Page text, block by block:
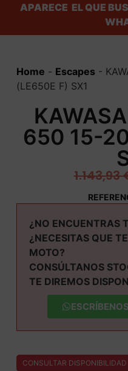
APARECE EL QUE
Home - Escapes-
(LE650E F) SX1
650 15-
1.143,93
¿NO ENCUENTRAS
¿NECESITAS QUE
MOTO?
CONSÚLTANOS
TE DIREMOS
CONSULTAR DISPONIBILIDAD